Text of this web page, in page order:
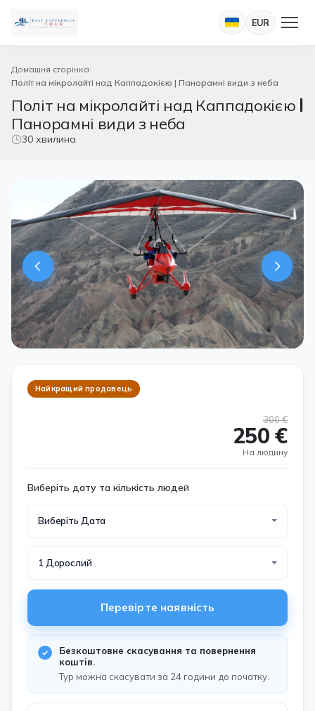
EUR
Домашня сторінка
Політ на мікролайті над Каппадокією | Панорамні види з неба
Політ на мікролайті над Каппадокією |
Панорамні види з неба
30 хвилина
Найкращий продавець
300 €
250 €
На людину
Виберіть дату та кількість людей
Виберіть Дата
1 Дорослий
Перевірте наявність
Безкоштовне скасування та повернення
коштів.
Тур можна скасувати за 24 години до початку.